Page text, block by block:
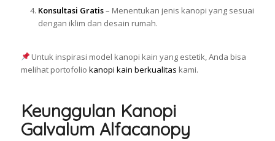
Konsultasi Gratis– Menentukan jenis kanopi yang sesuai
dengan iklim dan desain rumah.
Untuk inspirasi model kanopi kain yang estetik, Anda bisa
melihat portofolio kanopi kain berkualitas kami.
Keunggulan Kanopi
Galvalum Alfacanopy